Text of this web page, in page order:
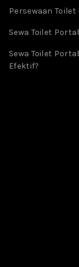
Persewaan
Sewa Toilet
Sewa Toilet
Efektif?